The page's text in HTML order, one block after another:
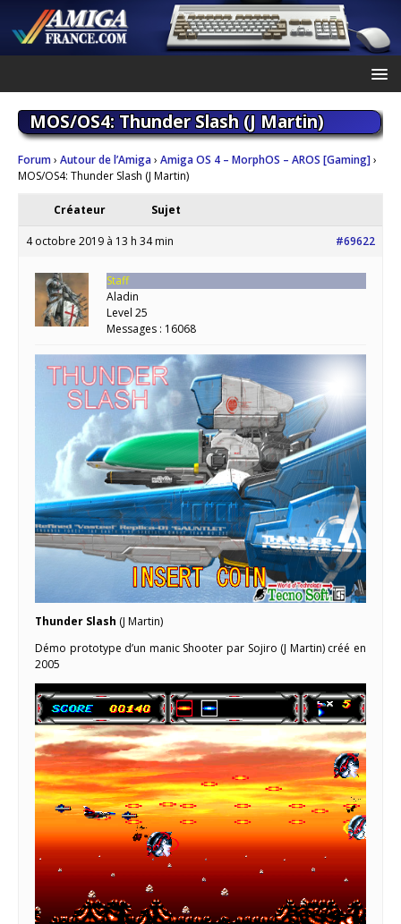
MOS/OS4: Thunder Slash (J Martin)
Forum› Autour de l’Amiga› Amiga OS 4 – MorphOS – AROS [Gaming]›
MOS/OS4: Thunder Slash (J Martin)
Créateur Sujet
4 octobre 2019 à 13 h 34 min #69622
Staff
Aladin
Level 25
Messages : 16068
Thunder Slash (J Martin)
Démo prototype d’un manic Shooter par Sojiro (J Martin) créé en
2005